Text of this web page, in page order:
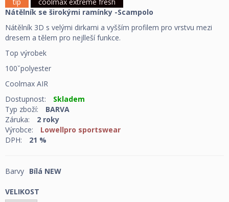
Nátělník se širokými ramínky -Scampolo
Nátělník 3D s velými dirkami a vyšším profilem pro vrstvu mezi
dresem a tělem pro nejlleší funkce.
Top výrobek
100ˇpolyester
Coolmax AIR
Dostupnost:
Skladem
Typ zboží:
BARVA
Záruka:
2 roky
Výrobce:
Lowellpro sportswear
DPH:
21 %
Barvy Bílá NEW
VELIKOST